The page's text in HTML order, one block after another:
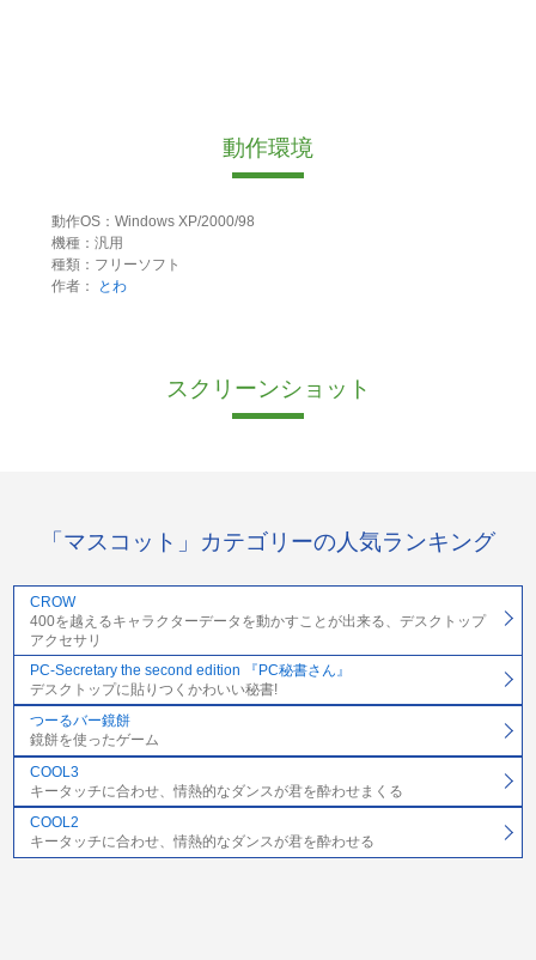
動作環境
動作OS：Windows XP/2000/98
機種：汎用
種類：フリーソフト
作者：
とわ
スクリーンショット
「マスコット」カテゴリーの人気ランキング
CROW
400を越えるキャラクターデータを動かすことが出来る、デスクトップ
アクセサリ
PC-Secretary the second edition 『PC秘書さん』
デスクトップに貼りつくかわいい秘書!
つーるバー鏡餅
鏡餅を使ったゲーム
COOL3
キータッチに合わせ、情熱的なダンスが君を酔わせまくる
COOL2
キータッチに合わせ、情熱的なダンスが君を酔わせる